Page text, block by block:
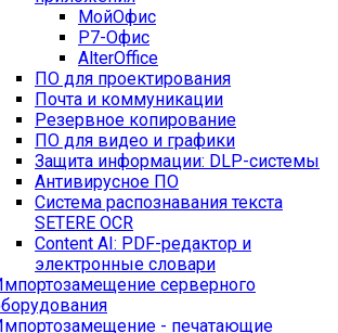
МойОфис
Р7-Офис
AlterOffice
ПО для проектирования
Почта и коммуникации
Резервное копирование
ПО для видео и графики
Защита информации: DLP-системы
Антивирусное ПО
Система распознавания текста
SETERE OCR
Content AI: PDF-редактор и
электронные словари
серверного
- печатающие